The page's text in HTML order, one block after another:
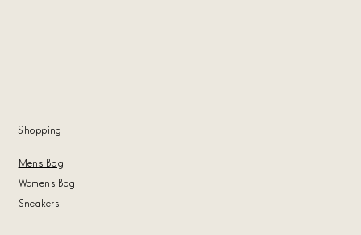
Shopping
Mens Bag
Womens Bag
Sneakers